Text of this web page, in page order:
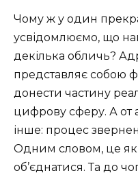
Чому ж у один
усвідомлюємо, що
декілька обличь?
представляє собою
донести частину
цифрову сферу. А от
інше: процес
Одним словом, це як
об’єднатися. Та до